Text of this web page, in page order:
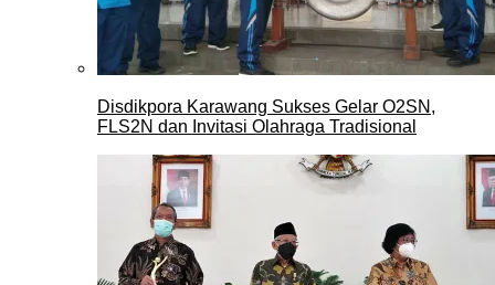
Disdikpora Karawang Sukses Gelar O2SN,
FLS2N dan Invitasi Olahraga Tradisional